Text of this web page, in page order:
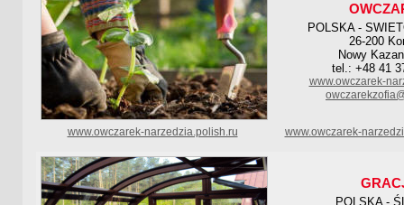
POLSKA -
26-200
Nowy
tel.: +48 41
www.owczarek-
www.owczarek-narzedzia.polish.ru www.owczarek-
POLSKA -